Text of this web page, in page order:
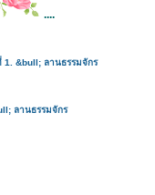
....
1. &bull; ลานธรรมจักร
ลานธรรมจักร